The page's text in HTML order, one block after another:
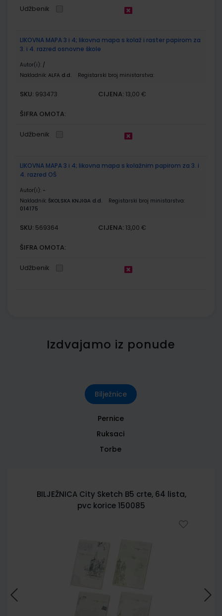
Udžbenik
LIKOVNA MAPA 3 i 4; likovna mapa s kolaž i raster papirom za
3. i 4. razred osnovne škole
Autor(i): /
Nakladnik: ALFA d.d. Registarski broj ministarstva:
SKU: 993473 CIJENA: 13,00 €
ŠIFRA OMOTA:
Udžbenik
LIKOVNA MAPA 3 i 4; likovna mapa s kolažnim papirom za 3. i
4. razred OŠ
Autor(i): -
Nakladnik: ŠKOLSKA KNJIGA d.d.
Registarski broj ministarstva:
014175
SKU: 569364 CIJENA: 13,00 €
ŠIFRA OMOTA:
Udžbenik
Izdvajamo iz ponude
Bilježnice
Pernice
Ruksaci
Torbe
BILJEŽNICA City Sketch B5 crte, 64 lista,
pvc korice 150085